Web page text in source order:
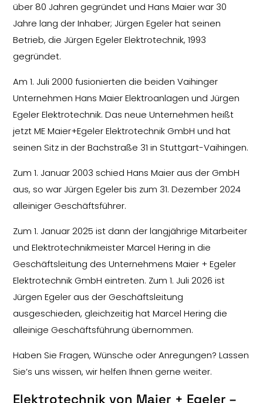
über 80 Jahren gegründet und Hans Maier war 30
Jahre lang der Inhaber; Jürgen Egeler hat seinen
Betrieb, die Jürgen Egeler Elektrotechnik, 1993
gegründet.
Am 1. Juli 2000 fusionierten die beiden Vaihinger
Unternehmen Hans Maier Elektroanlagen und Jürgen
Egeler Elektrotechnik. Das neue Unternehmen heißt
jetzt ME Maier+Egeler Elektrotechnik GmbH und hat
seinen Sitz in der Bachstraße 31 in Stuttgart-Vaihingen.
Zum 1. Januar 2003 schied Hans Maier aus der GmbH
aus, so war Jürgen Egeler bis zum 31. Dezember 2024
alleiniger Geschäftsführer.
Zum 1. Januar 2025 ist dann der langjährige Mitarbeiter
und Elektrotechnikmeister Marcel Hering in die
Geschäftsleitung des Unternehmens Maier + Egeler
Elektrotechnik GmbH eintreten. Zum 1. Juli 2026 ist
Jürgen Egeler aus der Geschäftsleitung
ausgeschieden, gleichzeitig hat Marcel Hering die
alleinige Geschäftsführung übernommen.
Haben Sie Fragen, Wünsche oder Anregungen? Lassen
Sie’s uns wissen, wir helfen Ihnen gerne weiter.
Elektrotechnik von Maier + Egeler –